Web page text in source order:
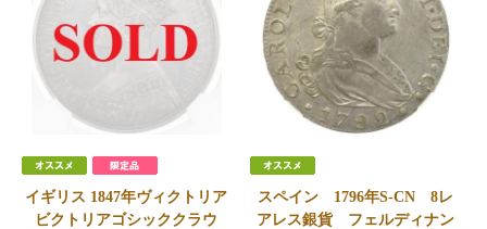
イギリス 1847年ヴィクトリア
ビクトリアゴシッククラウ
スペイン 1796年S-CN 8レ
アレス銀貨 フェルディナン